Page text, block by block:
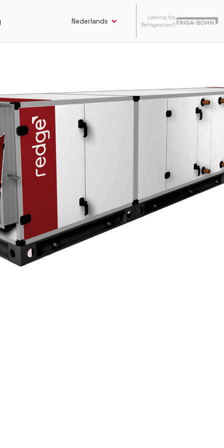
Nederlands
Looking for
Refrigeration?